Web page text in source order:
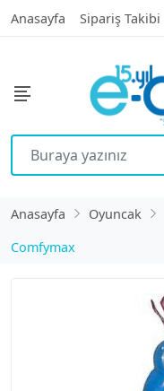
Anasayfa Sipariş Takibi
Anasayfa Oyuncak
Comfymax